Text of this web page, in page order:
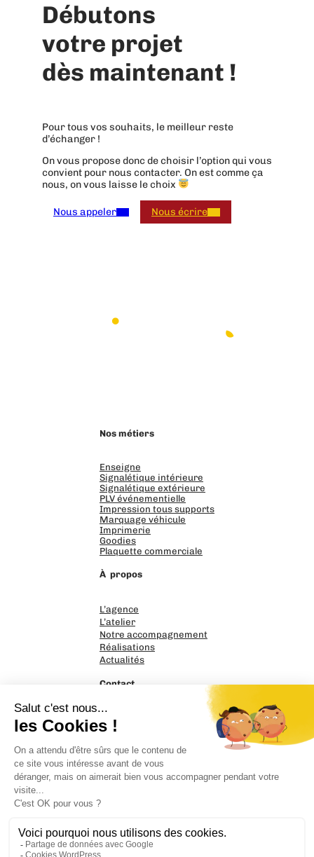
Débutons
votre projet
dès maintenant !
Pour tous vos souhaits, le meilleur reste
d’échanger !
On vous propose donc de choisir l’option qui vous
convient pour nous contacter. On est comme ça
nous, on vous laisse le choix
Nous appeler Nous écrire
Nos métiers
Enseigne
Signalétique intérieure
Signalétique extérieure
PLV événementielle
Impression tous supports
Marquage véhicule
Imprimerie
Goodies
Plaquette commerciale
À propos
L’agence
L’atelier
Notre accompagnement
Réalisations
Actualités
Contact
PrintnGo
14120 Mondeville
02 31 39 58 95
Parlons de votre projet